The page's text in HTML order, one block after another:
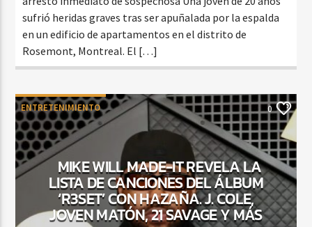
sufrió heridas graves tras ser apuñalada por la espalda
en un edificio de apartamentos en el distrito de
Rosemont, Montreal. El […]
ENTRETENIMIENTO 0
MIKE WILL MADE-IT REVELA LA
LISTA DE CANCIONES DEL ÁLBUM
‘R3SET’ CON HAZAÑA. J. COLE,
JOVEN MATÓN, 21 SAVAGE Y MÁS